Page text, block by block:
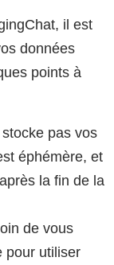
il est
données
points à
pas vos
éphémère, et
la fin de la
de vous
pour utiliser